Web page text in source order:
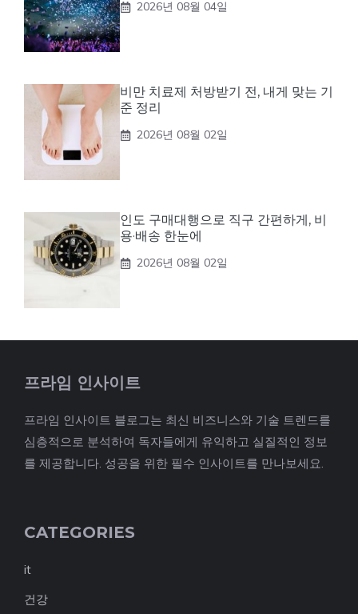
2026년 08월 04일
비만 치료제 처방받기 전, 내게 맞는 기
준 정리
2026년 08월 02일
인도 구매대행으로 직구 간편하게, 비
용·배송 한눈에
2026년 08월 02일
프라임 인사이트
프라임 인사이트 블로그는 최신 비즈니스와 기술 트렌드를
심층적으로 분석하여 독자들에게 유익하고 실질적인 정보
를 제공합니다. 성공을 위한 필수 인사이트를 만나보세요.
CATEGORIES
it
건강